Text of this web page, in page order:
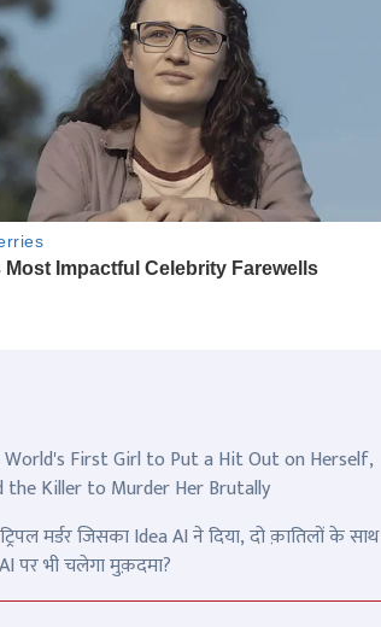
First Girl to Put a Hit Out on Herself,
the Killer to Murder Her Brutally
मर्डर जिसका Idea AI ने दिया, दो क़ातिलों के साथ
पर भी चलेगा मुक़दमा?